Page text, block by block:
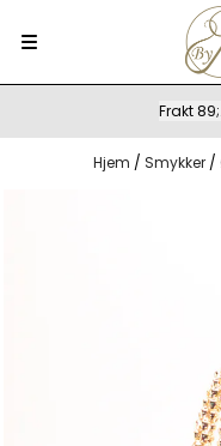
Frakt
Hjem / Smykker /